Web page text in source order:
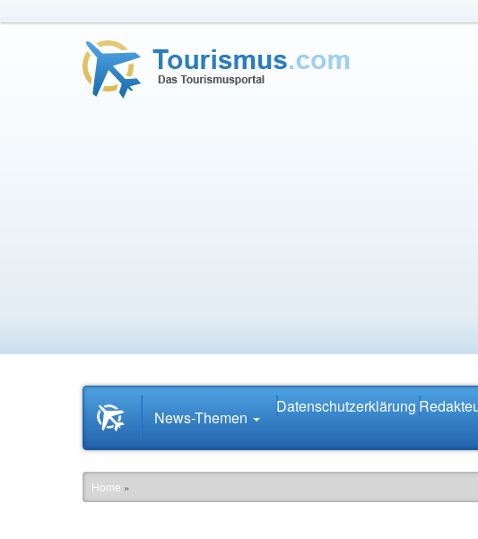
Startseite
News.Tourismus.com
News-Themen
Datenschutzerklärung
Home »